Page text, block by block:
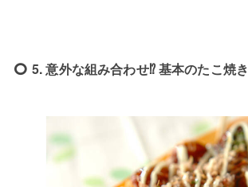
5. 意外な組み合わせ⁉︎ 基本のたこ焼き